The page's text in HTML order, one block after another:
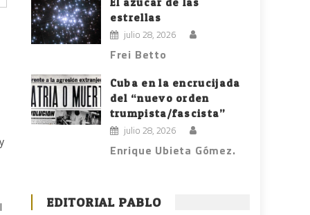
El azúcar de las
estrellas
julio 28, 2026
Frei Betto
Cuba en la encrucijada
del “nuevo orden
trumpista/fascista”
julio 28, 2026
Enrique Ubieta Gómez.
EDITORIAL PABLO